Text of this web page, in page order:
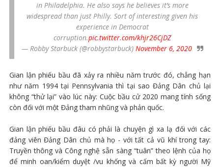
in Philadelphia. He also says he believes it’s more
widespread than just Philly. Sort of interesting given his
experience in Democrat
corruption.pic.twitter.com/khjr26CjDZ
— Robby Starbuck (@robbystarbuck) November 6, 2020
Gian lận phiếu bầu đã xảy ra nhiều năm trước đó, chẳng hạn
như năm 1994 tại Pennsylvania thì tại sao Đảng Dân chủ lại
không “thử lại” vào lúc này: Cuộc bầu cử 2020 mang tính sống
còn đối với một Đảng tham nhũng và phản quốc.
Gian lận phiếu bầu đâu có phải là chuyện gì xa lạ đối với các
đảng viên Đảng Dân chủ mà họ - với tất cả vũ khí trong tay:
Truyền thông và Công nghệ sẵn sàng “tuân” theo lệnh của họ
để minh oan/kiểm duyệt /vu khống và cấm bất kỳ người Mỹ